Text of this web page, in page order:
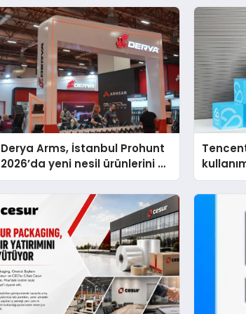
Derya Arms, İstanbul Prohunt
2026’da yeni nesil ürünlerini ve
global marka vizyonunu